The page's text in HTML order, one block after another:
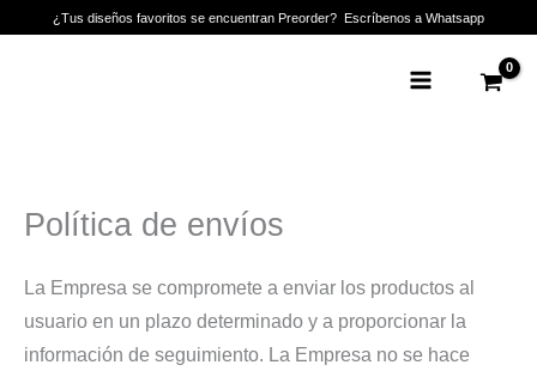
¿Tus diseños favoritos se encuentran Preorder? Escríbenos a Whatsapp
Política de envíos
La Empresa se compromete a enviar los productos al
usuario en un plazo determinado y a proporcionar la
información de seguimiento. La Empresa no se hace